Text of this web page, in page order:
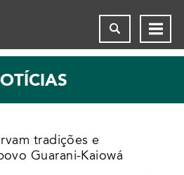
tradições e
Guarani-Kaiowá